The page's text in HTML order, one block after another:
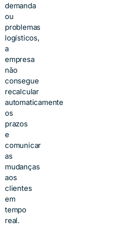
demanda
ou
problemas
logísticos,
a
empresa
não
consegue
recalcular
automaticamente
os
prazos
e
comunicar
as
mudanças
aos
clientes
em
tempo
real.